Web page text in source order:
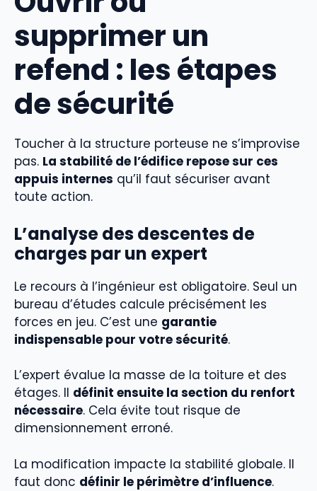
supprimer un
refend : les étapes
de sécurité
Toucher à la structure porteuse ne s’improvise
pas. La stabilité de l’édifice repose sur ces
appuis internes qu’il faut sécuriser avant
toute action.
L’analyse des descentes de
charges par un expert
Le recours à l’ingénieur est obligatoire. Seul un
bureau d’études calcule précisément les
forces en jeu. C’est une garantie
indispensable pour votre sécurité.
L’expert évalue la masse de la toiture et des
étages. Il définit ensuite la section du renfort
nécessaire. Cela évite tout risque de
dimensionnement erroné.
La modification impacte la stabilité globale. Il
faut donc définir le périmètre d’influence.